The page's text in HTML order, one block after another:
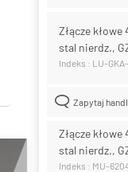
Złącze kłowe
stal nierdz.,
Indeks : LU-
Zapytaj
Złącze kłowe
stal nierdz.,
Indeks : MU-